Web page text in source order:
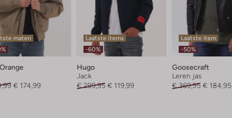
maten
€ 174,99
Laatste items
-60%
Hugo
Jack
€ 299,95 € 119,99
Laatste item
-50%
Goosecraft
Leren jas
€ 369,95 € 184,95